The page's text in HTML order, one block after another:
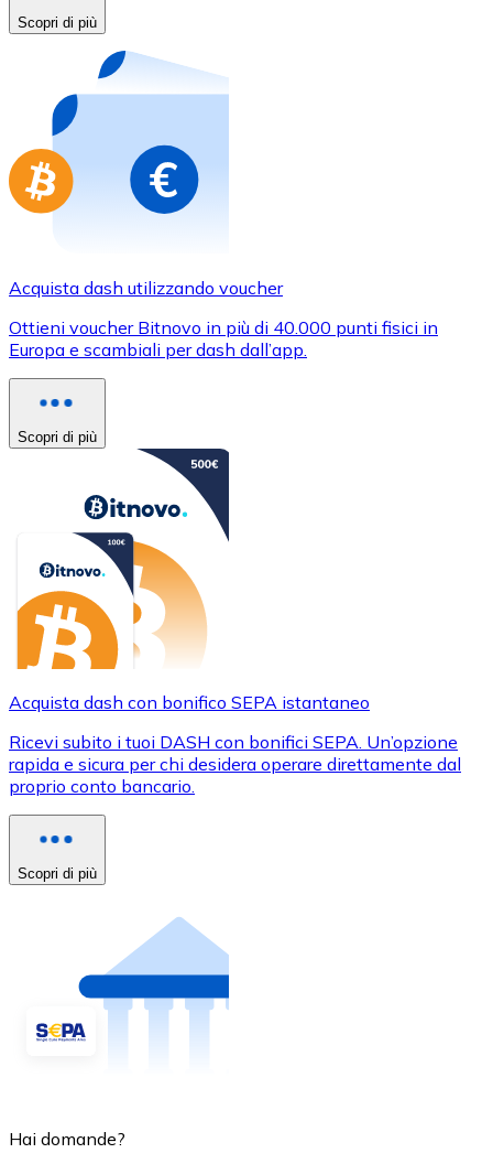
Acquista gift card dei tuoi marchi preferiti con
Vai al negozio di carte regalo
Scopri di più
Acquista dash utilizzando voucher
Ottieni voucher Bitnovo in più di 40.000 punti fisici in
Europa e scambiali per dash dall’app.
Scopri di più
Acquista dash con bonifico SEPA istantaneo
Ricevi subito i tuoi DASH con bonifici SEPA. Un’opzione
rapida e sicura per chi desidera operare direttamente dal
proprio conto bancario.
Scopri di più
Hai domande?